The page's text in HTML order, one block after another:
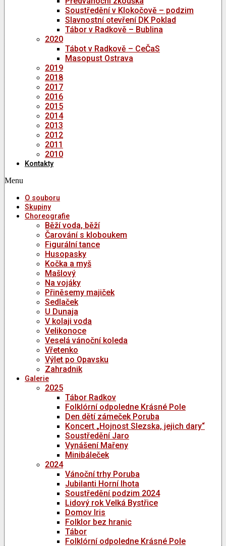
Soustředění v Klokočově – podzim
Slavnostní otevření DK Poklad
Tábor v Radkově – Bublina
2020
Tábot v Radkově – CeČaS
Masopust Ostrava
2019
2018
2017
2016
2015
2014
2013
2012
2011
2010
Kontakty
Menu
O souboru
Skupiny
Choreografie
Běží voda, běží
Čarování s kloboukem
Figurální tance
Husopasky
Kočka a myš
Mašlový
Na vojáky
Přiněsemy majiček
Sedlaček
U Dunaja
V kolaji voda
Velikonoce
Veselá vánoční koleda
Vřetenko
Výlet po Opavsku
Zahradnik
Galerie
2025
Tábor Radkov
Folklórní odpoledne Krásné Pole
Den dětí zámeček Poruba
Koncert „Hojnost Slezska, jejich dary“
Soustředění Jaro
Vynášení Mařeny
Minibáleček
2024
Vánoční trhy Poruba
Jubilanti Horní lhota
Soustředění podzim 2024
Lidový rok Velká Bystřice
Domov Iris
Folklor bez hranic
Tábor
Folklórní odpoledne Krásné Pole